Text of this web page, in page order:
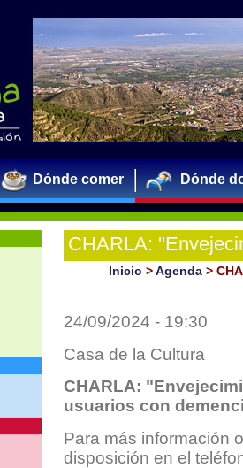
Dónde comer Dónde
CHARLA:
usuarios con
Inicio >Agenda >
24/09/2024 - 19:30
Casa de la Cultura
CHARLA:
usuarios con
Para más información
disposición en el